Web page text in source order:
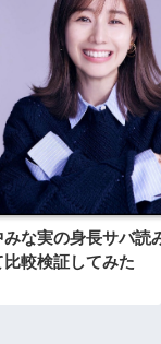
みな実の身長サバ読
比較検証してみた